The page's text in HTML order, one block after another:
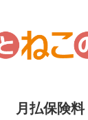
月払保険料